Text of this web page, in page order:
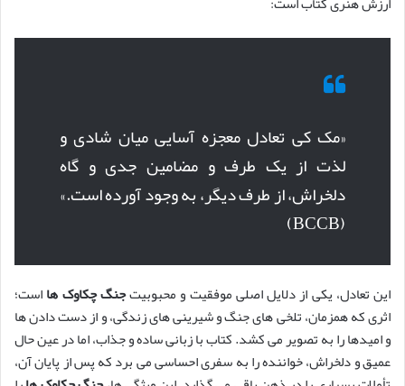
«مک کی تعادل معجزه آسایی میان شادی و
لذت از یک طرف و مضامین جدی و گاه
دلخراش، از طرف دیگر، به وجود آورده است.»
(BCCB)
این تعادل، یکی از دلایل اصلی موفقیت و محبوبیتجنگ چکاوک هااست؛
اثری که همزمان، تلخی های جنگ و شیرینی های زندگی، و از دست دادن ها
و امیدها را به تصویر می کشد. کتاب با زبانی ساده و جذاب، اما در عین حال
عمیق و دلخراش، خواننده را به سفری احساسی می برد که پس از پایان آن،